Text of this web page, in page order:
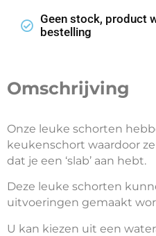
Geen stock, product
bestelling
Omschrijving
Onze leuke schorten
keukenschort waardoor
dat je een ‘slab’ aan hebt.
Deze leuke schorten
uitvoeringen gemaakt
U kan kiezen uit een